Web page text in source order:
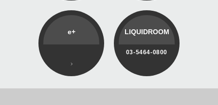
e+ LIQUIDROOM
03-5464-0800